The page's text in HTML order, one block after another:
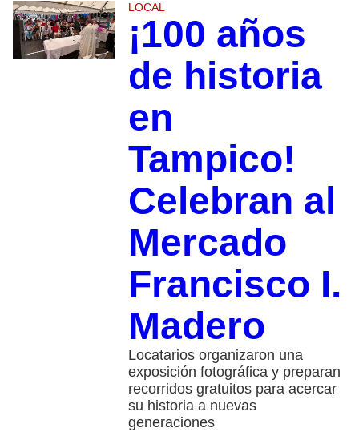
LOCAL
¡100 años
de historia
en
Tampico!
Celebran al
Mercado
Francisco I.
Madero
Locatarios organizaron una
exposición fotográfica y preparan
recorridos gratuitos para acercar
su historia a nuevas
generaciones